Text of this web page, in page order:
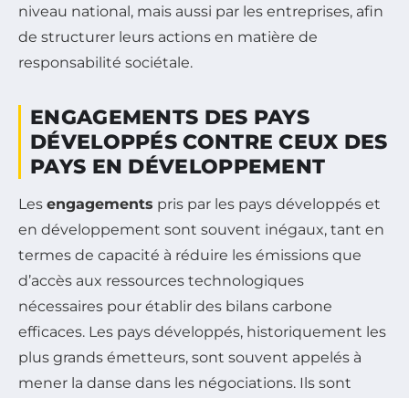
niveau national, mais aussi par les entreprises, afin
de structurer leurs actions en matière de
responsabilité sociétale.
ENGAGEMENTS DES PAYS
DÉVELOPPÉS CONTRE CEUX DES
PAYS EN DÉVELOPPEMENT
Les engagements pris par les pays développés et
en développement sont souvent inégaux, tant en
termes de capacité à réduire les émissions que
d’accès aux ressources technologiques
nécessaires pour établir des bilans carbone
efficaces. Les pays développés, historiquement les
plus grands émetteurs, sont souvent appelés à
mener la danse dans les négociations. Ils sont